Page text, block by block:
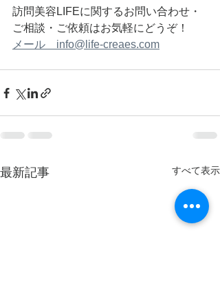
訪問美容LIFEに関するお問い合わせ・
ご相談・ご依頼はお気軽にどうぞ！
メール　info@life-creaes.com
最新記事 すべて表示